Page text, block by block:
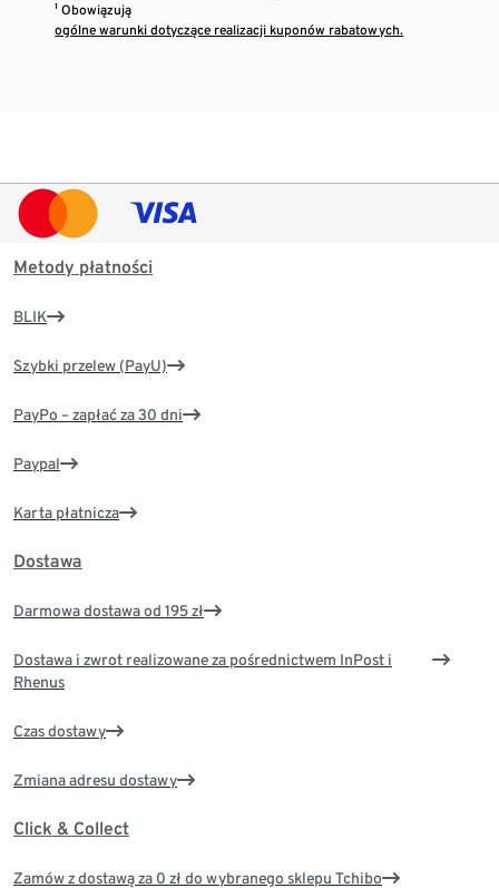
¹ Obowiązują
ogólne warunki dotyczące realizacji kuponów rabatowych.
Metody płatności
BLIK
Szybki przelew (PayU)
PayPo – zapłać za 30 dni
Paypal
Karta płatnicza
Dostawa
Darmowa dostawa od 195 zł
Dostawa i zwrot realizowane za pośrednictwem InPost i
Rhenus
Czas dostawy
Zmiana adresu dostawy
Click & Collect
Zamów z dostawą za 0 zł do wybranego sklepu Tchibo